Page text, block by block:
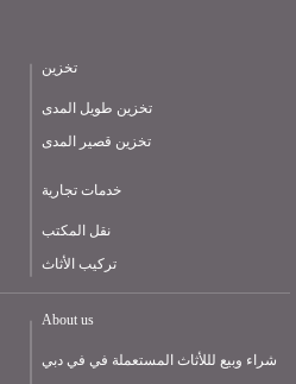
تخزين
تخزين طويل المدى
تخزين قصير المدى
خدمات تجارية
نقل المكتب
تركيب الأثاث
About us
شراء وبيع لللأثاث المستعملة في في دبي